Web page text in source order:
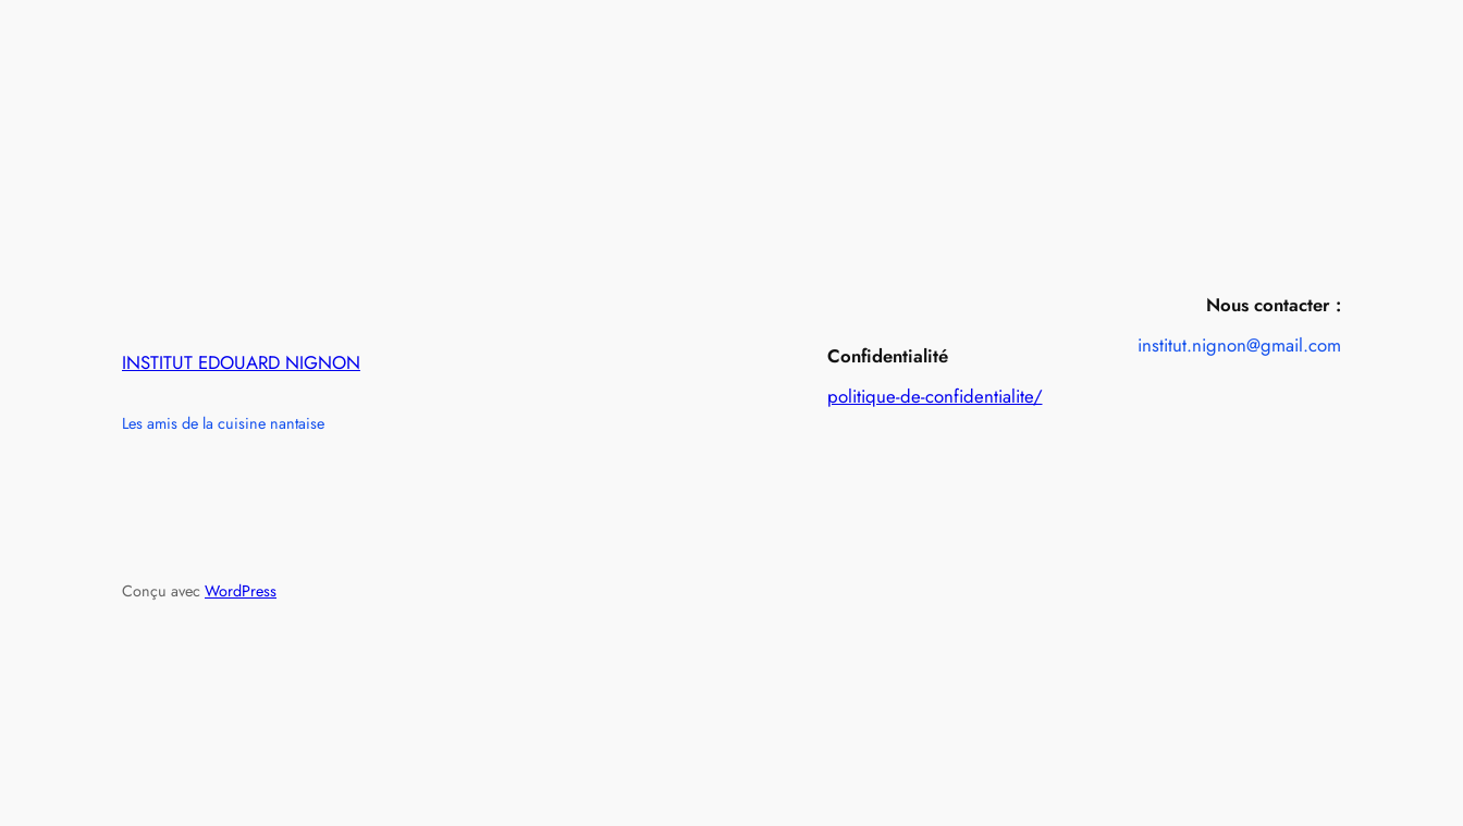
Nous contacter :
INSTITUT EDOUARD NIGNON
Les amis de la cuisine nantaise
Confidentialité
politique-de-confidentialite/
institut.nignon@gmail.com
Conçu avec WordPress